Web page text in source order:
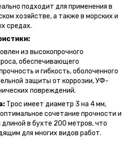
подходит для применения в
хозяйстве, а также в морских и
средах.
из высокопрочного
обеспечивающего
и гибкость, оболоченного
защиты от коррозии, УФ-
повреждений.
Трос имеет диаметр 3 на 4 мм,
сочетание прочности и
длиной в бухте 200 метров, что
для многих видов работ.